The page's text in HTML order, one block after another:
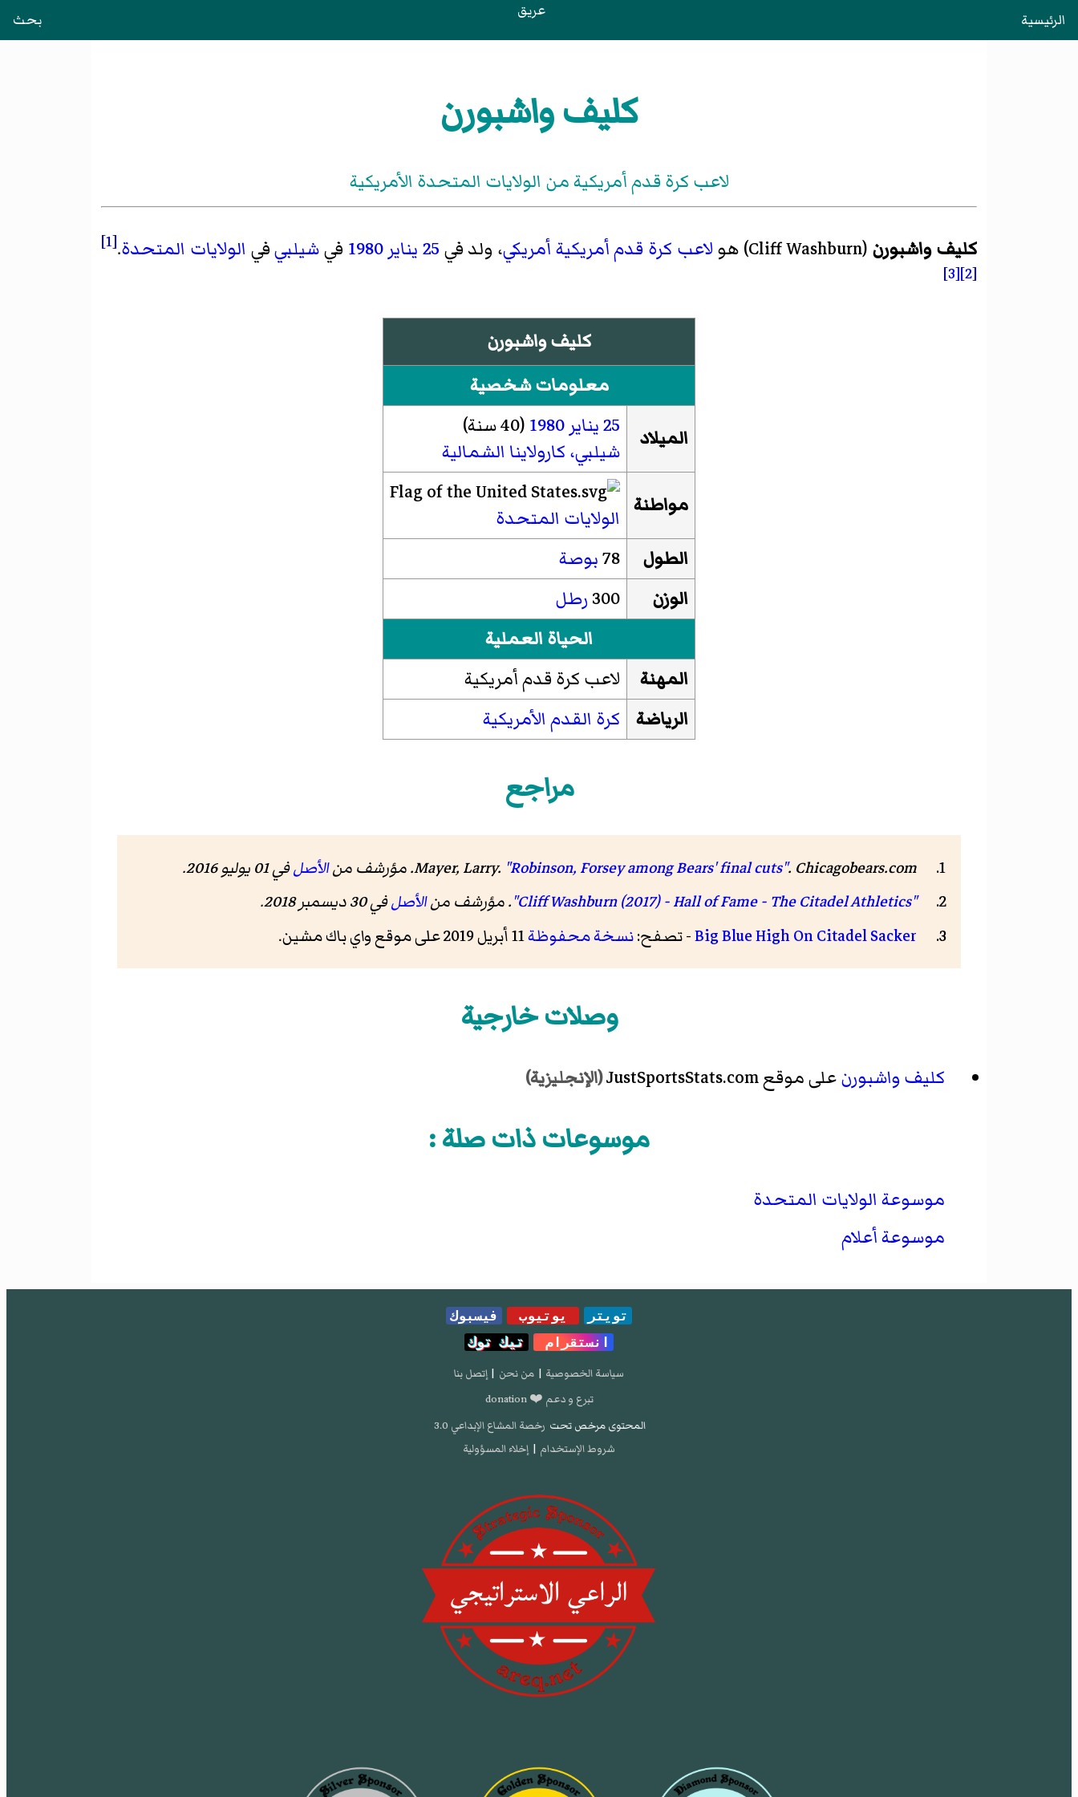
الرئيسية عريق بحث
كليف واشبورن
لاعب كرة قدم أمريكية من الولايات المتحدة الأمريكية
كليف واشبورن (
Cliff Washburn)‏ هو لاعب كرة قدم أمريكية أمريكي، ولد في 25 يناير 1980 فيشيلبيفي الولايات المتحدة.
[1]
[2]
[3]
كليف واشبورن
معلومات شخصية
الميلاد
25 يناير 1980 (40 سنة)
شيلبي، كارولاينا الشمالية
مواطنة
الولايات المتحدة
الطول
78بوصة
الوزن
300 رطل
الحياة العملية
المهنة
لاعب كرة قدم أمريكية
الرياضة
كرة القدم الأمريكية
مراجع
Mayer, Larry. "Robinson, Forsey among Bears' final cuts". Chicagobears.com. مؤرشف من الأصلفي 01 يوليو 2016
.
"Cliff Washburn (2017) - Hall of Fame - The Citadel Athletics"
. مؤرشف منالأصلفي 30 ديسمبر 2018.
Big Blue High On Citadel Sacker- تصفح:نسخة محفوظة11 أبريل 2019 على موقع واي باك مشين.
وصلات خارجية
كليف واشبورنعلى موقع JustSportsStats.com (الإنجليزية)
موسوعات ذات صلة :
موسوعة الولايات المتحدة
موسوعة أعلام
تويتر يوتيوب
فيسبوك
انستقرام
تيك توك
سياسة الخصوصية | من نحن | إتصل بنا
تبرع و دعم ❤️ donation
المحتوى مرخص تحت رخصة المشاع الإبداعي 3.0
شروط الإستخدام | إخلاء المسؤولية